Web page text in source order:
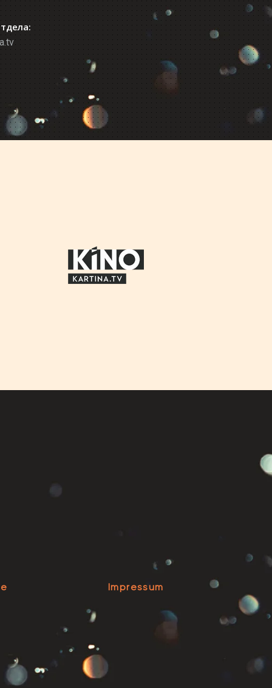
Impressum